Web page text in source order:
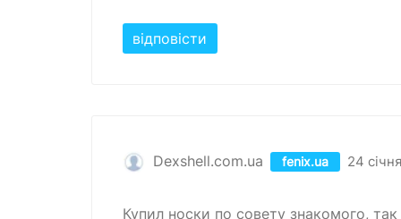
відповісти
Dexshell.com.ua fenix.ua 24
Купил носки по совету знакомого,